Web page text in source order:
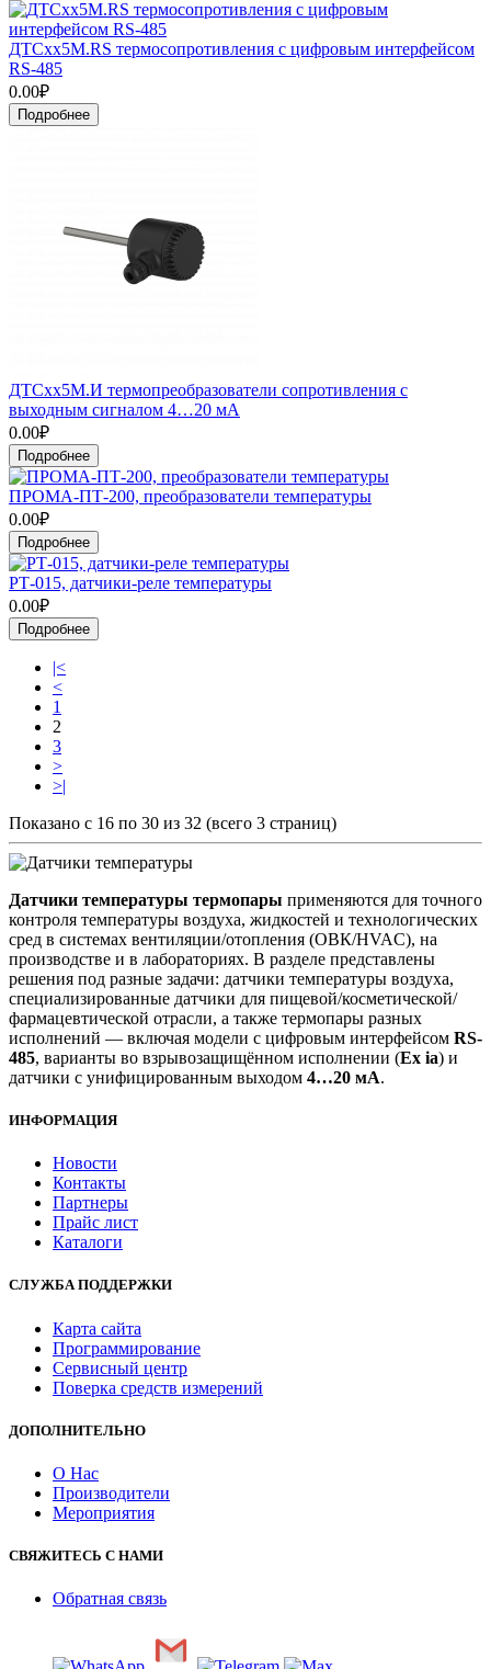
ДТСхх5М.RS термосопротивления с цифровым интерфейсом
RS-485
0.00₽
Подробнее
ДТСхх5М.И термопреобразователи сопротивления с
выходным сигналом 4…20 мА
0.00₽
Подробнее
ПРОМА-ПТ-200, преобразователи температуры
0.00₽
Подробнее
РТ-015, датчики-реле температуры
0.00₽
Подробнее
|<
<
1
2
3
>
>|
Показано с 16 по 30 из 32 (всего 3 страниц)
Датчики температуры термопары применяются для точного
контроля температуры воздуха, жидкостей и технологических
сред в системах вентиляции/отопления (ОВК/HVAC), на
производстве и в лабораториях. В разделе представлены
решения под разные задачи: датчики температуры воздуха,
специализированные датчики для пищевой/косметической/
фармацевтической отрасли, а также термопары разных
исполнений — включая модели с цифровым интерфейсом RS-
485, варианты во взрывозащищённом исполнении (Ex ia) и
датчики с унифицированным выходом 4…20 мА.
ИНФОРМАЦИЯ
Новости
Контакты
Партнеры
Прайс лист
Каталоги
СЛУЖБА ПОДДЕРЖКИ
Карта сайта
Программирование
Сервисный центр
Поверка средств измерений
ДОПОЛНИТЕЛЬНО
О Нас
Производители
Мероприятия
СВЯЖИТЕСЬ С НАМИ
Обратная связь